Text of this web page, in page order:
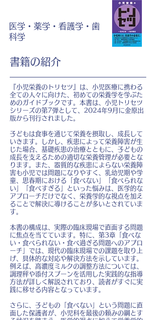
医学・薬学・看護学・歯
科学
書籍の紹介
『小児栄養のトリセツ』は、小児医療に携わる
全ての人々に向けた、初めての栄養学を学ぶた
めのガイドブックです。本書は、小児トリセツ
シリーズの第7弾として、2024年9月に金原出
版から刊行されました。
子どもは食事を通じて栄養を摂取し、成長して
いきます。しかし、疾患によって栄養障害が生
じた場合、基礎疾患の治療とともに、子どもの
成長を支えるための適切な栄養管理が必要とな
ります。また、器質的な疾患によらない栄養障
害も小児では問題になりやすく、乳幼児期や学
童、思春期における「食べない」「食べられな
い」「食べすぎる」といった悩みは、医学的な
アプローチだけでなく、栄養学的な視点を加え
ることで解決に導けることが多いとされていま
す。
本書の構成は、実際の臨床現場で直面する問題
に焦点を当てています。特に、第3章「食べな
い・食べられない・食べ過ぎる問題へのアプロ
ーチ」では、現代の臨床現場での課題を取り上
げ、具体的な対応や解決方法を示しています。
例えば、高濃度ミルクの調整方法については、
調理秤や添付スプーンを活用した実践的な指導
方法が詳しく解説されており、読者がすぐに実
践に移せる内容となっています。
さらに、子どもの「食べない」という問題に直
面した保護者が、小児科を最後の頼みの綱とす